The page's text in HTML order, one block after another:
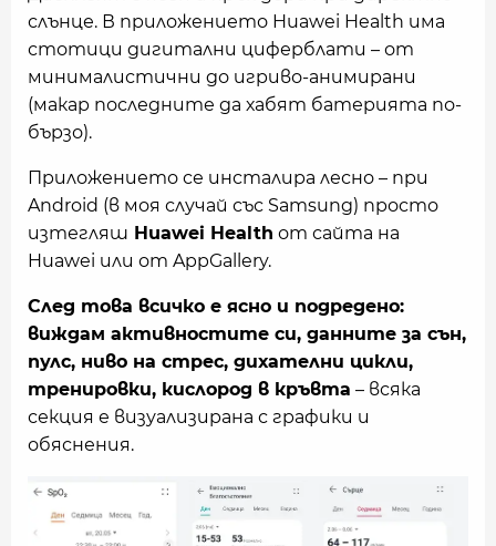
слънце. В приложението Huawei Health има
стотици дигитални циферблати – от
минималистични до игриво-анимирани
(макар последните да хабят батерията по-
бързо).
Приложението се инсталира лесно – при
Android (в моя случай със Samsung) просто
изтегляш Huawei Health от сайта на
Huawei или от AppGallery.
След това всичко е ясно и подредено:
виждам активностите си, данните за сън,
пулс, ниво на стрес, дихателни цикли,
тренировки, кислород в кръвта – всяка
секция е визуализирана с графики и
обяснения.